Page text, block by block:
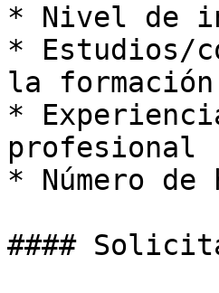
* Nivel de
* Estudios/
la
*
profesional
* Número
####